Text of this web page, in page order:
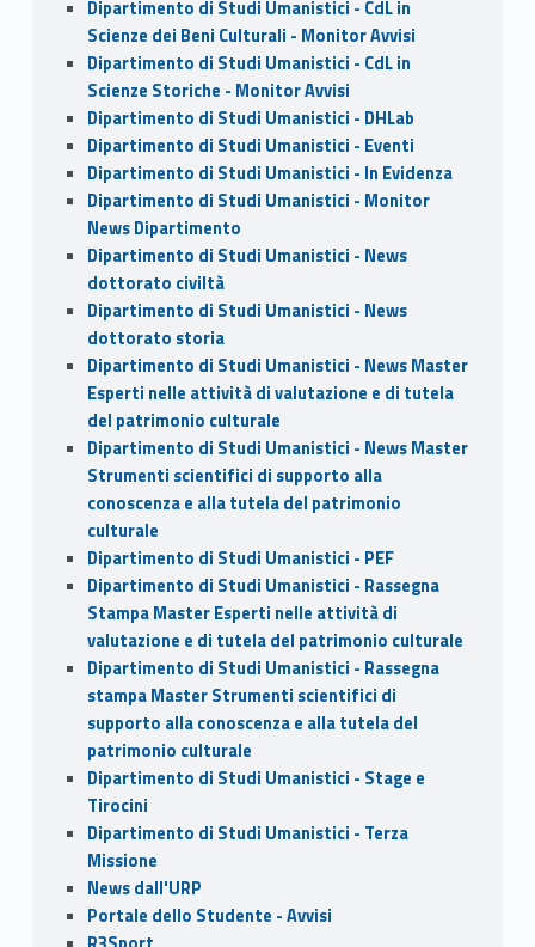
Dipartimento di Studi Umanistici - CdL in
Scienze dei Beni Culturali - Monitor Avvisi
Dipartimento di Studi Umanistici - CdL in
Scienze Storiche - Monitor Avvisi
Dipartimento di Studi Umanistici - DHLab
Dipartimento di Studi Umanistici - Eventi
Dipartimento di Studi Umanistici - In Evidenza
Dipartimento di Studi Umanistici - Monitor
News Dipartimento
Dipartimento di Studi Umanistici - News
dottorato civiltà
Dipartimento di Studi Umanistici - News
dottorato storia
Dipartimento di Studi Umanistici - News Master
Esperti nelle attività di valutazione e di tutela
del patrimonio culturale
Dipartimento di Studi Umanistici - News Master
Strumenti scientifici di supporto alla
conoscenza e alla tutela del patrimonio
culturale
Dipartimento di Studi Umanistici - PEF
Dipartimento di Studi Umanistici - Rassegna
Stampa Master Esperti nelle attività di
valutazione e di tutela del patrimonio culturale
Dipartimento di Studi Umanistici - Rassegna
stampa Master Strumenti scientifici di
supporto alla conoscenza e alla tutela del
patrimonio culturale
Dipartimento di Studi Umanistici - Stage e
Tirocini
Dipartimento di Studi Umanistici - Terza
Missione
News dall'URP
Portale dello Studente - Avvisi